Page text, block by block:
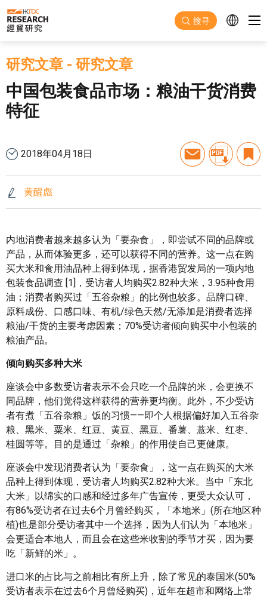
跳至主要内容
搜寻
研究文章 - 研究文章
中国包装食品市场：粮油干货消费
特征
2018年04月18日
黄醒彪
内地消费者越来越多认为「要杂食」，即尝试不同的品牌或
产品，从而体验更多，还可以获得不同的营养。这一点在购
买大米和食用油品种上得到体现，据香港贸发局的一项内地
包装食品调查 [1]，受访者人均购买2.82种大米，3.95种食用
油；消费者购买过「五谷杂粮」的比例也较多。品牌口碑、
原料成份、口感口味、有机/绿色天然/无添加是消费者选择
粮油/干货的主要考虑因素；70%受访者倾向购买中小包装的
粮油产品。
倾向购买多种大米
座谈会中多数受访者表示不会只吃一个品牌的米，会更换不
同品牌，他们觉得这样获得的营养更均衡。此外，不少受访
者有煮「五谷杂粮」饭的习惯——即个人根据偏好加入五谷杂
粮、黑米、粟米、红豆、黄豆、黑豆、番薯、薏米、红枣、
桂圆等等。目的是通过「杂粮」的作用使自己更健康。
座谈会中发现消费者认为「要杂食」，这一点在购买的大米
品种上得到体现，受访者人均购买2.82种大米。当中「东北
大米」以绵实的口感和经过多年广告宣传，更受大众认可，
有86%受访者在过去6个月曾经购买，「本地米」(所在地区种
植)也是部分受访者其中一个选择，因为人们认为「本地米」
会更适合本地人，而且会在这些米收割的季节才买，因为要
吃「新鲜的米」。
进口米的占比与之前相比有所上升，除了常见的泰国米(50%
受访者表示在过去6个月曾经购买)，近年在超市和网络上常